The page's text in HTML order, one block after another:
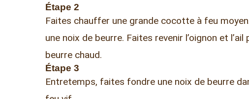
Étape 2
Faites chauffer une grande cocotte à feu
une noix de beurre. Faites revenir l’oignon et l’ail
beurre chaud.
Étape 3
Entretemps, faites fondre une noix de beurre